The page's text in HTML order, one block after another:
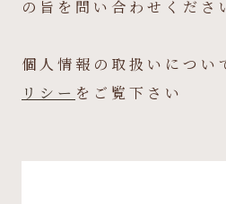
の旨を問い合わせくださ
個人情報の取扱いについ
リシー をご覧下さい